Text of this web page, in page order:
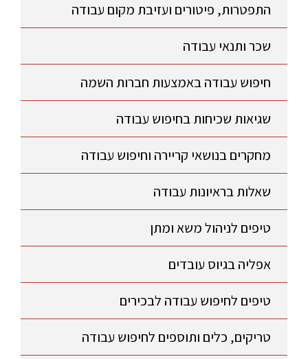
התפטרות, פיטורים ועזיבת מקום עבודה
שכר ותנאי עבודה
חיפוש עבודה באמצעות חברות השמה
שגיאות שכיחות בחיפוש עבודה
מחקרים בנושאי קריירה וחיפוש עבודה
שאלות בראיונות עבודה
טיפים לניהול משא ומתן
אפליה בגיוס עובדים
טיפים לחיפוש עבודה לבכירים
טריקים, כלים ותוספים לחיפוש עבודה